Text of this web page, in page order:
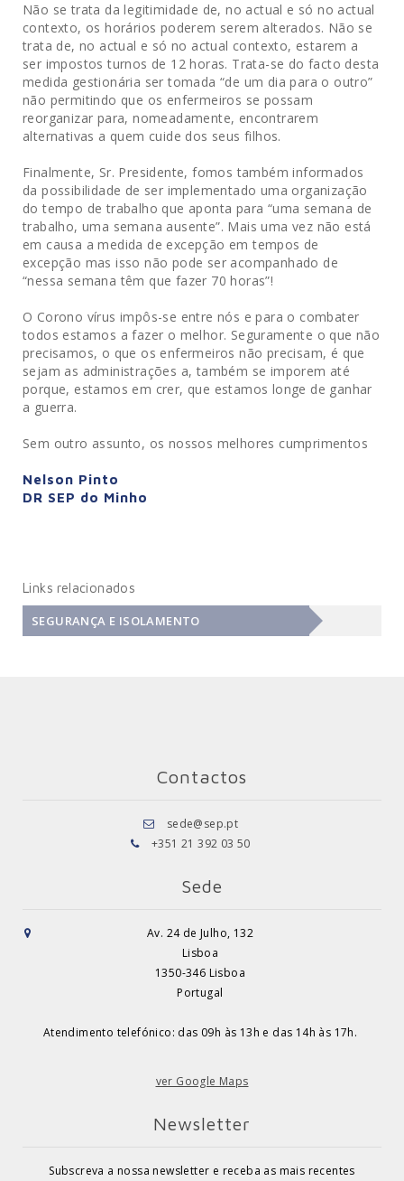
Não se trata da legitimidade de, no actual e só no actual
contexto, os horários poderem serem alterados. Não se
trata de, no actual e só no actual contexto, estarem a
ser impostos turnos de 12 horas. Trata-se do facto desta
medida gestionária ser tomada “de um dia para o outro”
não permitindo que os enfermeiros se possam
reorganizar para, nomeadamente, encontrarem
alternativas a quem cuide dos seus filhos.
Finalmente, Sr. Presidente, fomos também informados
da possibilidade de ser implementado uma organização
do tempo de trabalho que aponta para “uma semana de
trabalho, uma semana ausente”. Mais uma vez não está
em causa a medida de excepção em tempos de
excepção mas isso não pode ser acompanhado de
“nessa semana têm que fazer 70 horas”!
O Corono vírus impôs-se entre nós e para o combater
todos estamos a fazer o melhor. Seguramente o que não
precisamos, o que os enfermeiros não precisam, é que
sejam as administrações a, também se imporem até
porque, estamos em crer, que estamos longe de ganhar
a guerra.
Sem outro assunto, os nossos melhores cumprimentos
Nelson Pinto
DR SEP do Minho
Links relacionados
SEGURANÇA E ISOLAMENTO
Contactos
sede@sep.pt
+351 21 392 03 50
Sede
Av. 24 de Julho, 132
Lisboa
1350-346 Lisboa
Portugal
Atendimento telefónico: das 09h às 13h e das 14h às 17h.
ver Google Maps
Newsletter
Subscreva a nossa newsletter e receba as mais recentes